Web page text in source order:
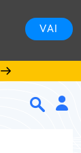
VAI